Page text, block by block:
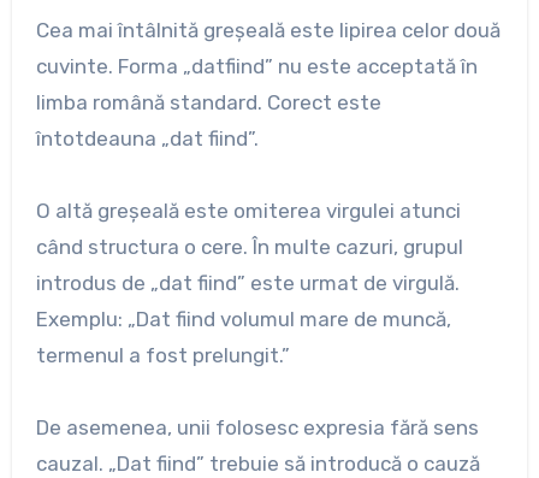
Cea mai întâlnită greșeală este lipirea celor două
cuvinte. Forma „datfiind” nu este acceptată în
limba română standard. Corect este
întotdeauna „dat fiind”.
O altă greșeală este omiterea virgulei atunci
când structura o cere. În multe cazuri, grupul
introdus de „dat fiind” este urmat de virgulă.
Exemplu: „Dat fiind volumul mare de muncă,
termenul a fost prelungit.”
De asemenea, unii folosesc expresia fără sens
cauzal. „Dat fiind” trebuie să introducă o cauză